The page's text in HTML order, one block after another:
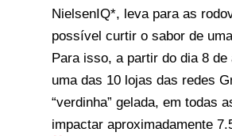
NielsenIQ*, leva para as
possível curtir o sabor de
Para isso, a partir do dia 8
uma das 10 lojas das redes
“verdinha” gelada, em todas
impactar aproximadamente